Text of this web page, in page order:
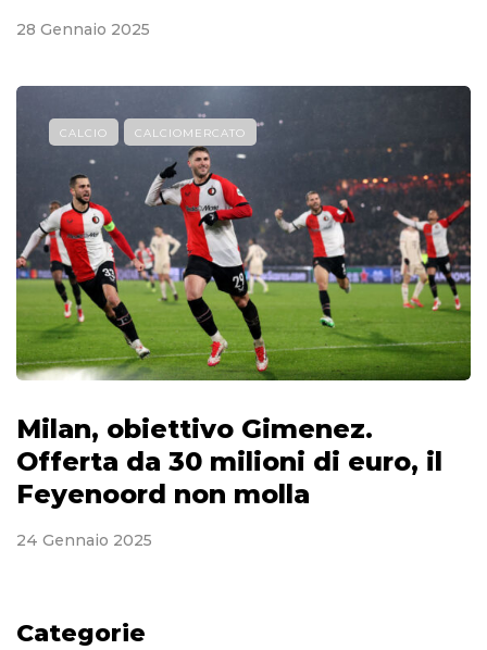
28 Gennaio 2025
CALCIO CALCIOMERCATO
Milan, obiettivo Gimenez.
Offerta da 30 milioni di euro, il
Feyenoord non molla
24 Gennaio 2025
Categorie